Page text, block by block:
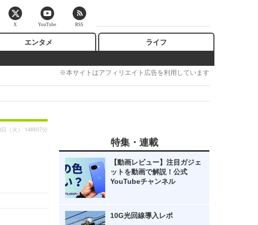
エンタメ ライフ
※本サイトはアフィリエイト広告を利用しています
（火） 14時07分
特集・連載
【動画レビュー】注目ガジェ
ットを動画で解説！公式
YouTubeチャンネル
10G光回線導入レポ
X YouTube RSS